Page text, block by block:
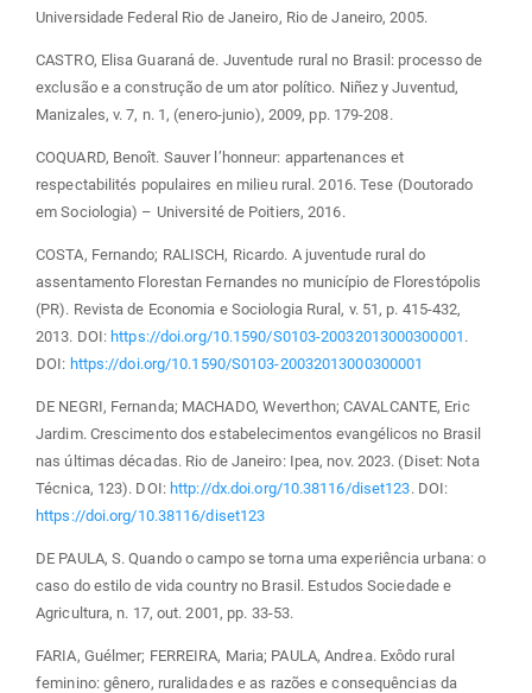
Universidade Federal Rio de Janeiro, Rio de Janeiro, 2005.
CASTRO, Elisa Guaraná de. Juventude rural no Brasil: processo de
exclusão e a construção de um ator político. Niñez y Juventud,
Manizales, v. 7, n. 1, (enero-junio), 2009, pp. 179-208.
COQUARD, Benoît. Sauver l’honneur: appartenances et
respectabilités populaires en milieu rural. 2016. Tese (Doutorado
em Sociologia) – Université de Poitiers, 2016.
COSTA, Fernando; RALISCH, Ricardo. A juventude rural do
assentamento Florestan Fernandes no município de Florestópolis
(PR). Revista de Economia e Sociologia Rural, v. 51, p. 415-432,
2013. DOI: https://doi.org/10.1590/S0103-20032013000300001 .
DOI: https://doi.org/10.1590/S0103-20032013000300001
DE NEGRI, Fernanda; MACHADO, Weverthon; CAVALCANTE, Eric
Jardim. Crescimento dos estabelecimentos evangélicos no Brasil
nas últimas décadas. Rio de Janeiro: Ipea, nov. 2023. (Diset: Nota
Técnica, 123). DOI: http://dx.doi.org/10.38116/diset123. DOI:
https://doi.org/10.38116/diset123
DE PAULA, S. Quando o campo se torna uma experiência urbana: o
caso do estilo de vida country no Brasil. Estudos Sociedade e
Agricultura, n. 17, out. 2001, pp. 33-53.
FARIA, Guélmer; FERREIRA, Maria; PAULA, Andrea. Exôdo rural
feminino: gênero, ruralidades e as razões e consequências da